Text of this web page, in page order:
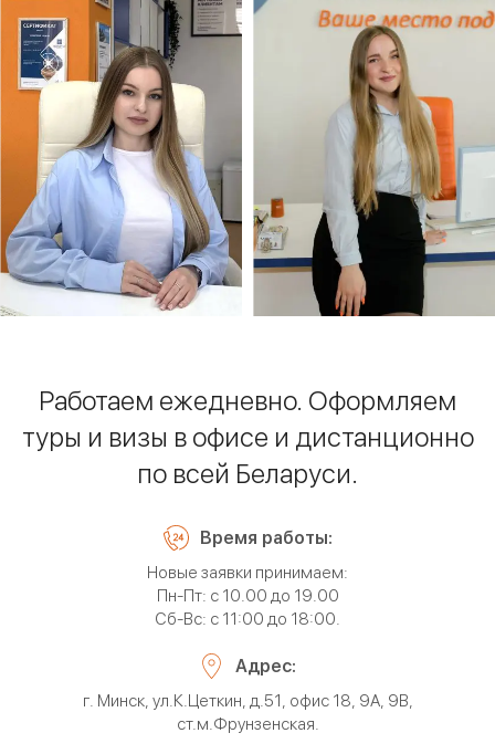
Работаем ежедневно. Оформляем
туры и визы в офисе и дистанционно
по всей Беларуси.
Время работы:
Новые заявки принимаем:
Пн-Пт: с 10.00 до 19.00
Сб-Вс: с 11:00 до 18:00.
Адрес:
г. Минск, ул.К.Цеткин, д.51, офис 18, 9А, 9В,
ст.м.Фрунзенская.